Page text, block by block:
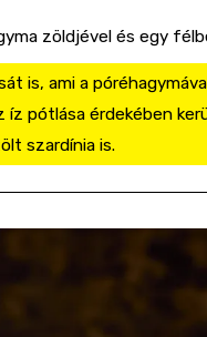
zöldjével és egy
is, ami a
pótlása érdekében
szardínia is.